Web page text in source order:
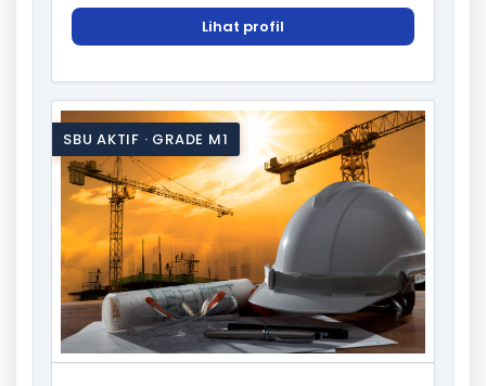
Lihat profil
SBU AKTIF · GRADE M1